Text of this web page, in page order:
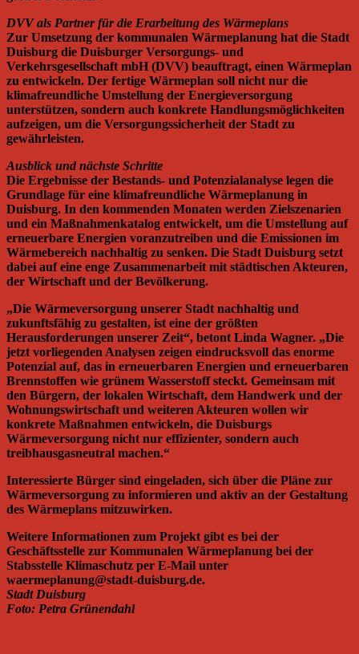
DVV als Partner für die Erarbeitung des Wärmeplans
Zur Umsetzung der kommunalen Wärmeplanung hat die Stadt
Duisburg die Duisburger Versorgungs- und
Verkehrsgesellschaft mbH (DVV) beauftragt, einen Wärmeplan
zu entwickeln. Der fertige Wärmeplan soll nicht nur die
klimafreundliche Umstellung der Energieversorgung
unterstützen, sondern auch konkrete Handlungsmöglichkeiten
aufzeigen, um die Versorgungssicherheit der Stadt zu
gewährleisten.
Ausblick und nächste Schritte
Die Ergebnisse der Bestands- und Potenzialanalyse legen die
Grundlage für eine klimafreundliche Wärmeplanung in
Duisburg. In den kommenden Monaten werden Zielszenarien
und ein Maßnahmenkatalog entwickelt, um die Umstellung auf
erneuerbare Energien voranzutreiben und die Emissionen im
Wärmebereich nachhaltig zu senken. Die Stadt Duisburg setzt
dabei auf eine enge Zusammenarbeit mit städtischen Akteuren,
der Wirtschaft und der Bevölkerung.
„Die Wärmeversorgung unserer Stadt nachhaltig und
zukunftsfähig zu gestalten, ist eine der größten
Herausforderungen unserer Zeit“, betont Linda Wagner. „Die
jetzt vorliegenden Analysen zeigen eindrucksvoll das enorme
Potenzial auf, das in erneuerbaren Energien und erneuerbaren
Brennstoffen wie grünem Wasserstoff steckt. Gemeinsam mit
den Bürgern, der lokalen Wirtschaft, dem Handwerk und der
Wohnungswirtschaft und weiteren Akteuren wollen wir
konkrete Maßnahmen entwickeln, die Duisburgs
Wärmeversorgung nicht nur effizienter, sondern auch
treibhausgasneutral machen.“
Interessierte Bürger sind eingeladen, sich über die Pläne zur
Wärmeversorgung zu informieren und aktiv an der Gestaltung
des Wärmeplans mitzuwirken.
Weitere Informationen zum Projekt gibt es bei der
Geschäftsstelle zur Kommunalen Wärmeplanung bei der
Stabsstelle Klimaschutz per E-Mail unter
waermeplanung@stadt-duisburg.de.
Stadt Duisburg
Foto: Petra Grünendahl